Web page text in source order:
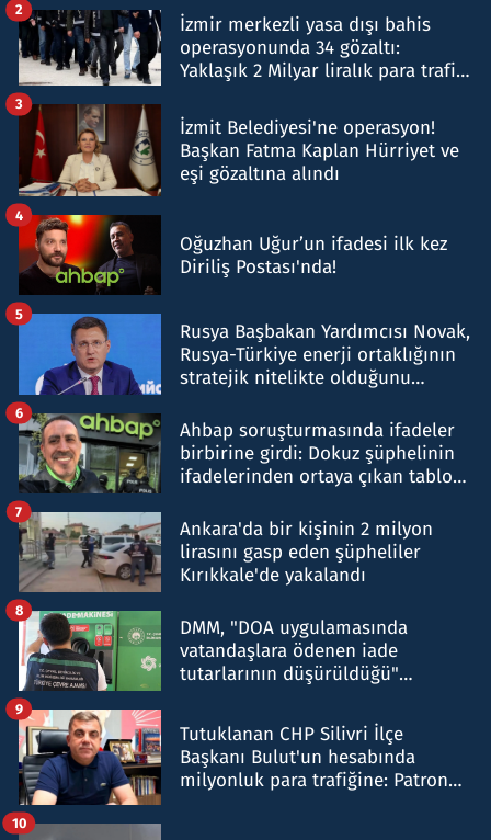
İzmir merkezli yasa dışı bahis
operasyonunda 34 gözaltı:
Yaklaşık 2 Milyar liralık para trafiği
2
İzmit Belediyesi'ne operasyon!
Başkan Fatma Kaplan Hürriyet ve
eşi gözaltına alındı
3
Oğuzhan Uğur’un ifadesi ilk kez
Diriliş Postası'nda!
4
Rusya Başbakan Yardımcısı Novak,
Rusya-Türkiye enerji ortaklığının
stratejik nitelikte olduğunu
5
Ahbap soruşturmasında ifadeler
birbirine girdi: Dokuz şüphelinin
ifadelerinden ortaya çıkan tablo
6
Ankara'da bir kişinin 2 milyon
lirasını gasp eden şüpheliler
Kırıkkale'de yakalandı
7
DMM, "DOA uygulamasında
vatandaşlara ödenen iade
tutarlarının düşürüldüğü"
8
Tutuklanan CHP Silivri İlçe
Başkanı Bulut'un hesabında
milyonluk para trafiğine: Patron
9
10